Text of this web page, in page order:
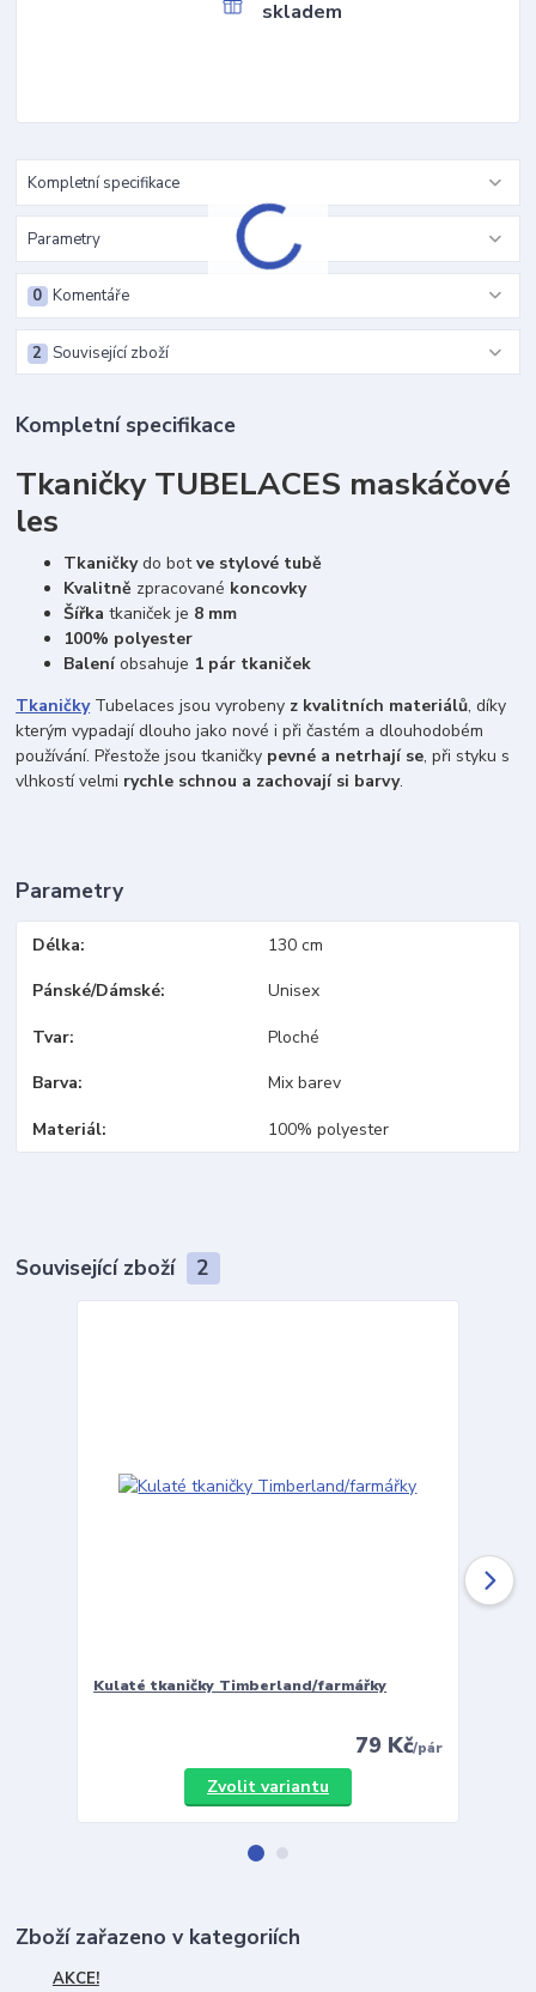
skladem
Kompletní specifikace
Parametry
Komentáře
0
Související zboží
2
Kompletní specifikace
Tkaničky TUBELACES maskáčové
les
Tkaničkydo botve stylové tubě
Kvalitně zpracované koncovky
Šířkatkaniček je 8 mm
100% polyester
Baleníobsahuje 1 pár tkaniček
TkaničkyTubelaces jsou vyrobeny z kvalitních materiálů, díky
kterým vypadají dlouho jako nové i při častém a dlouhodobém
používání. Přestože jsou tkaničky pevné a netrhají se, při styku s
vlhkostí velmi rychle schnou a zachovají si barvy.
Parametry
Délka 130 cm
Pánské/Dámské Unisex
Tvar Ploché
Barva Mix barev
Materiál 100% polyester
Související zboží 2
Kulaté tkaničky Timberland/farmářky
79 Kč/pár
Zvolit variantu
Zboží zařazeno v kategoriích
AKCE!